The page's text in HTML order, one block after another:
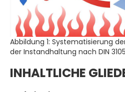
Abbildung 1: Systematisierung
der Instandhaltung nach DIN
INHALTLICHE